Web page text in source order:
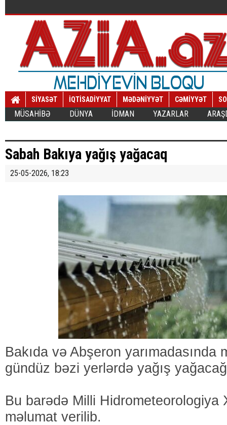
SİYASƏT İQTİSADİYYAT MƏDƏNİYYƏT CƏMİYYƏT
MÜSAHİBƏ DÜNYA İDMAN YAZARLAR
Sabah Bakıya yağış yağacaq
25-05-2026, 18:23
Bakıda və Abşeron yarımadasında
gündüz bəzi yerlərdə yağış
Bu barədə Milli Hidrometeorologiya
məlumat verilib.